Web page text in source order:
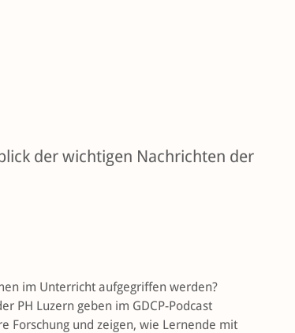
der wichtigen Nachrichten der
im Unterricht aufgegriffen werden?
PH Luzern geben im GDCP-Podcast
Forschung und zeigen, wie Lernende mit